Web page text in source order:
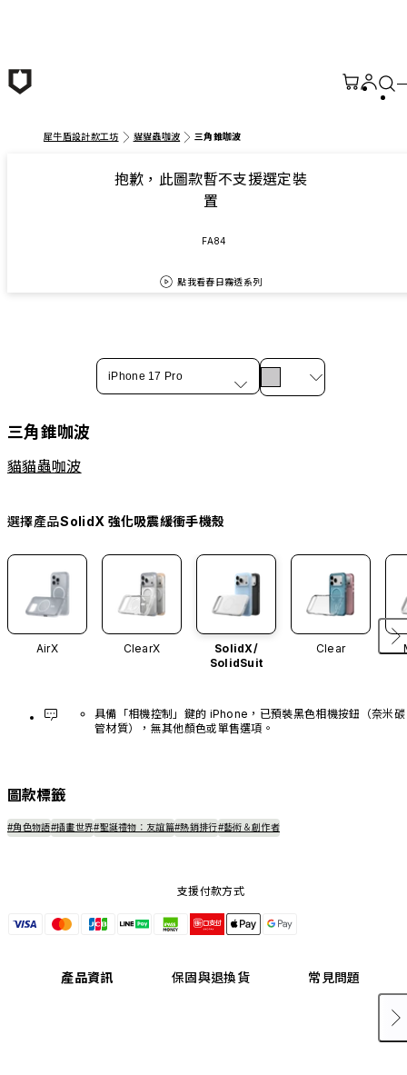
犀牛盾設計款工坊 貓貓蟲咖波 三角錐咖波
抱歉，此圖款暫不支援選定裝
置
FA84
點我看春日霧透系列
iPhone 17 Pro
三角錐咖波
貓貓蟲咖波
選擇產品SolidX 強化吸震緩衝手機殼
AirX ClearX
SolidX/
SolidSuit
Clear
具備「相機控制」鍵的 iPhone，已預裝黑色相機按鈕（奈米碳
管材質），無其他顏色或單售選項。
圖款標籤
#角色物語#插畫世界#聖誕禮物：友誼篇#熱銷排行#藝術＆創作者
支援付款方式
產品資訊 保固與退換貨 常見問題